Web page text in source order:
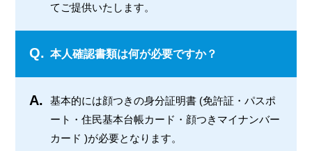
てご提供いたします。
Q. 本人確認書類は何が必要ですか？
A.
基本的には顔つきの身分証明書 (免許証・パスポ
ート・住民基本台帳カード・顔つきマイナンバー
カード )が必要となります。